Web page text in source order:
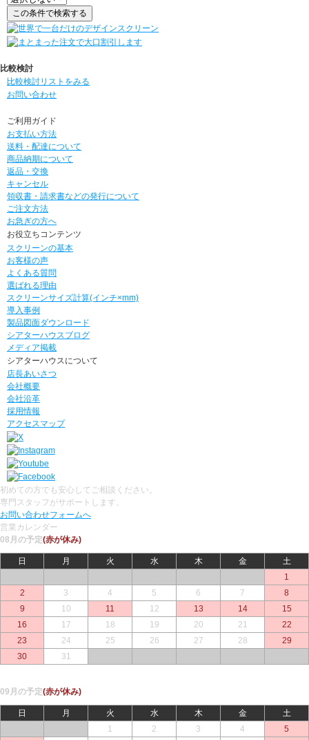
比較検討
比較検討リストをみる
お問い合わせ
ご利用ガイド
お支払い方法
送料・配達について
商品納期について
返品・交換
キャンセル
領収書・請求書などの発行について
ご注文方法
お急ぎの方へ
お役立ちコンテンツ
スクリーンの基本
お客様の声
よくある質問
選ばれる理由
スクリーンサイズ計算(インチ×mm)
導入事例
製品図面ダウンロード
シアターハウスブログ
メディア掲載
シアターハウスについて
店長あいさつ
会社概要
会社沿革
採用情報
アクセスマップ
初めての方でも安心してご相談ください。
専門スタッフがサポートします。
お問い合わせフォームへ
営業カレンダー
08月の予定(赤が休み)
日 月 火 水 木 金
土
1
2
3 4 5 6 7
8
9
10 11 12 13 14
15
16
17 18 19 20 21
22
23
24 25 26 27 28
29
30
31
09月の予定(赤が休み)
日 月 火 水 木 金
土
1 2 3 4
5